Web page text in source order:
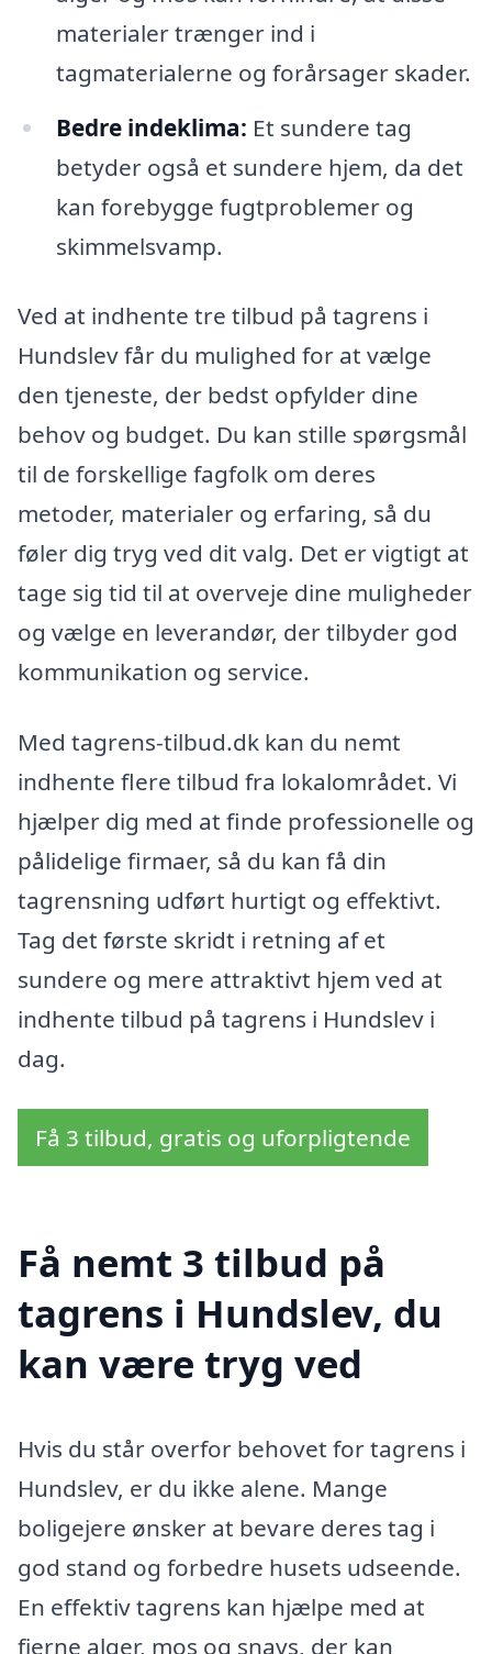
materialer trænger ind i
tagmaterialerne og forårsager skader.
Bedre indeklima: Et sundere tag
betyder også et sundere hjem, da det
kan forebygge fugtproblemer og
skimmelsvamp.
Ved at indhente tre tilbud på tagrens i
Hundslev får du mulighed for at vælge
den tjeneste, der bedst opfylder dine
behov og budget. Du kan stille spørgsmål
til de forskellige fagfolk om deres
metoder, materialer og erfaring, så du
føler dig tryg ved dit valg. Det er vigtigt at
tage sig tid til at overveje dine muligheder
og vælge en leverandør, der tilbyder god
kommunikation og service.
Med tagrens-tilbud.dk kan du nemt
indhente flere tilbud fra lokalområdet. Vi
hjælper dig med at finde professionelle og
pålidelige firmaer, så du kan få din
tagrensning udført hurtigt og effektivt.
Tag det første skridt i retning af et
sundere og mere attraktivt hjem ved at
indhente tilbud på tagrens i Hundslev i
dag.
Få 3 tilbud, gratis og uforpligtende
Få nemt 3 tilbud på
tagrens i Hundslev, du
kan være tryg ved
Hvis du står overfor behovet for tagrens i
Hundslev, er du ikke alene. Mange
boligejere ønsker at bevare deres tag i
god stand og forbedre husets udseende.
En effektiv tagrens kan hjælpe med at
fjerne alger, mos og snavs, der kan